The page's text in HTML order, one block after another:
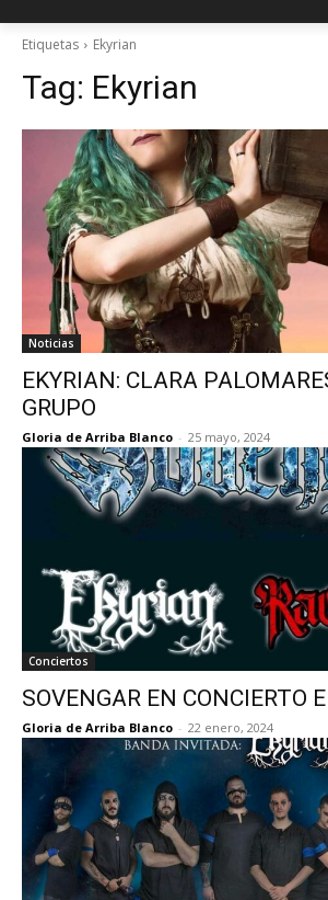
Etiquetas Ekyrian
Tag: Ekyrian
Noticias
EKYRIAN: CLARA
GRUPO
Gloria de Arriba Blanco - 25 mayo, 2024
Conciertos
SOVENGAR EN CONCIERTO
Gloria de Arriba Blanco - 22 enero, 2024